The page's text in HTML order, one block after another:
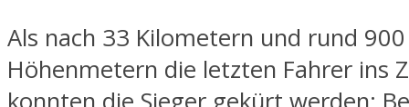
Als nach 33 Kilometern und rund 900
Höhenmetern die letzten Fahrer ins